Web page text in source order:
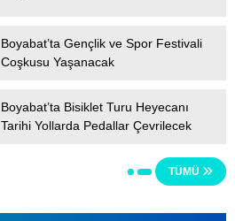
Boyabat’ta Gençlik ve Spor Festivali
Coşkusu Yaşanacak
Boyabat’ta Bisiklet Turu Heyecanı
Tarihi Yollarda Pedallar Çevrilecek
TÜMÜ